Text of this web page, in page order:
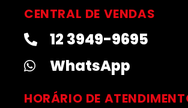
t
g
r
a
m
k
e
d
i
n
t
u
b
e
t
o
k
CENTRAL DE VENDAS
12 3949-9695
WhatsApp
HORÁRIO DE